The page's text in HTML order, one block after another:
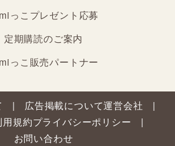
っこプレゼント応募
定期購読のご案内
っこ販売パートナー
広告掲載について運営会社
規約プライバシーポリシー
お問い合わせ